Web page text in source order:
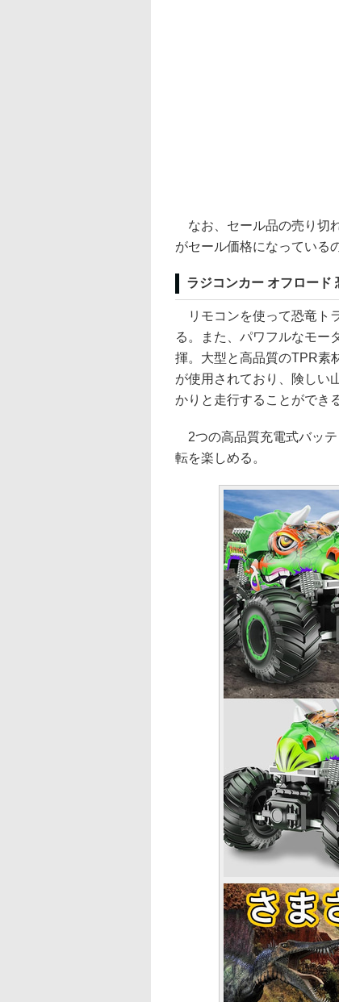
なお、セール品の売り切
がセール価格になっている
ラジコンカー オフロード
リモコンを使って恐竜ト
る。また、パワフルなモー
揮。大型と高品質のTPR素
が使用されており、険しい
かりと走行することができる
2つの高品質充電式バッテ
転を楽しめる。